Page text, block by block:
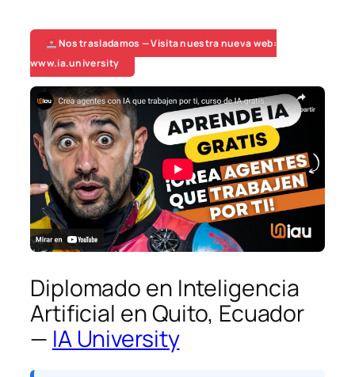
Nos trasladamos — Visita nuestra nueva web:
www.ia.university
Diplomado en Inteligencia
Artificial en Quito, Ecuador
— IA University